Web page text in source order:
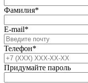
Фамилия*
E-mail*
Телефон*
Придумайте пароль